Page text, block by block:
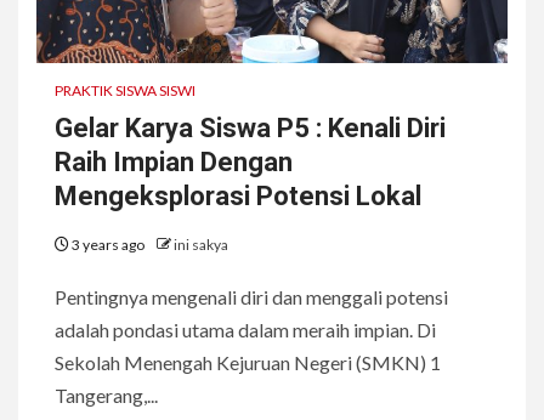
PRAKTIK SISWA SISWI
Gelar Karya Siswa P5 : Kenali Diri
Raih Impian Dengan
Mengeksplorasi Potensi Lokal
3 years ago ini sakya
Pentingnya mengenali diri dan menggali potensi
adalah pondasi utama dalam meraih impian. Di
Sekolah Menengah Kejuruan Negeri (SMKN) 1
Tangerang,...